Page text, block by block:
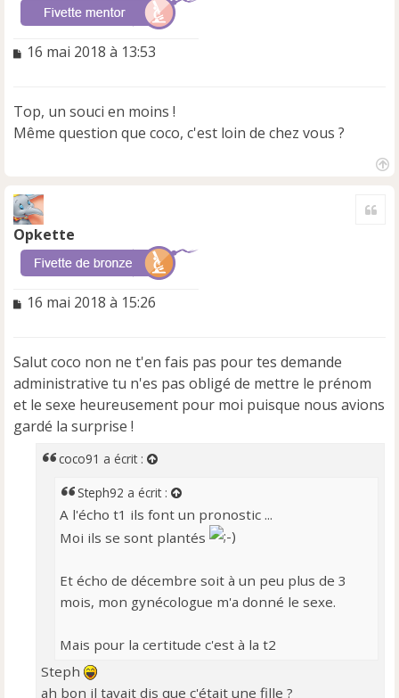
M
a
g
n
l
u
16 mai 2018 à 13:53
Top, un souci en moins !
Même question que coco, c'est loin de chez vous ?
Opkette
M
a
g
e
n
o
16 mai 2018 à 15:26
Salut coco non ne t'en fais pas pour tes demande
administrative tu n'es pas obligé de mettre le prénom
et le sexe heureusement pour moi puisque nous avions
gardé la surprise !
coco91 a écrit :
Steph92 a écrit :
A l'écho t1 ils font un pronostic ...
Moi ils se sont plantés
Et écho de décembre soit à un peu plus de 3
mois, mon gynécologue m'a donné le sexe.
Mais pour la certitude c'est à la t2
Steph
ah bon il tavait dis que c'était une fille ?